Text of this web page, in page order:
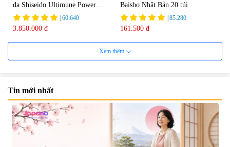
da Shiseido Ultimune Power
75ml
|60.640
3.850.000 đ
Baisho Nhật Bản 20 túi
|85.280
161.500 đ
Viên uống bổ não Ribeto Shoji
Viên nang uống cải thiện thị lực,
trí nhớ DHA + EPA + Flaxseed
Xem thêm
Tin mới nhất